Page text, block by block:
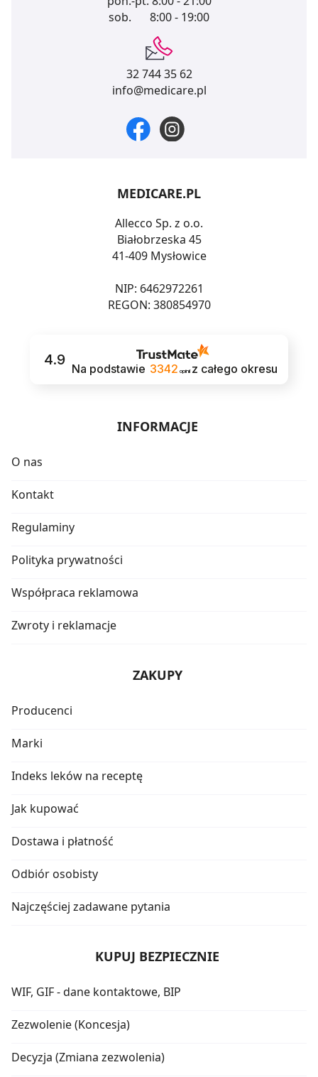
sob.
8:00 - 19:00
32 744 35 62
info@medicare.pl
MEDICARE.PL
Allecco Sp. z o.o.
Białobrzeska 45
41-409 Mysłowice
NIP: 6462972261
REGON: 380854970
4.9
Na podstawie 3342 opinii z całego okresu
INFORMACJE
O nas
Kontakt
Regulaminy
Polityka prywatności
Współpraca reklamowa
Zwroty i reklamacje
ZAKUPY
Producenci
Marki
Indeks leków na receptę
Jak kupować
Dostawa i płatność
Odbiór osobisty
Najczęściej zadawane pytania
KUPUJ BEZPIECZNIE
WIF, GIF - dane kontaktowe, BIP
Zezwolenie (Koncesja)
Decyzja (Zmiana zezwolenia)